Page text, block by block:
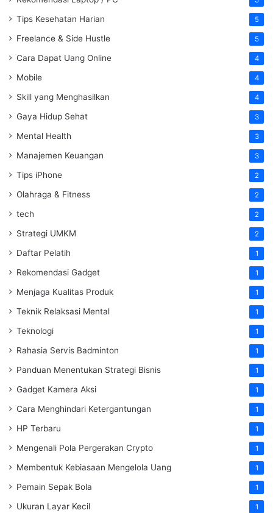
Tips Kesehatan Harian 5
Freelance & Side Hustle 5
Cara Dapat Uang Online 4
Mobile 4
Skill yang Menghasilkan 4
Gaya Hidup Sehat 3
Mental Health 3
Manajemen Keuangan 3
Tips iPhone 2
Olahraga & Fitness 2
tech 2
Strategi UMKM 2
Daftar Pelatih 1
Rekomendasi Gadget 1
Menjaga Kualitas Produk 1
Teknik Relaksasi Mental 1
Teknologi 1
Rahasia Servis Badminton 1
Panduan Menentukan Strategi Bisnis 1
Gadget Kamera Aksi 1
Cara Menghindari Ketergantungan 1
HP Terbaru 1
Mengenali Pola Pergerakan Crypto 1
Membentuk Kebiasaan Mengelola Uang 1
Pemain Sepak Bola 1
Ukuran Layar Kecil 1